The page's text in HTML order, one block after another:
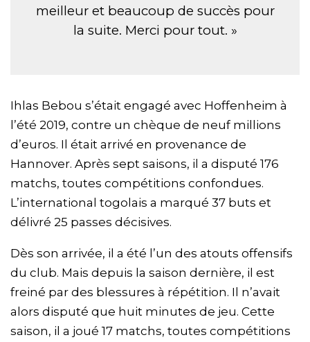
meilleur et beaucoup de succès pour
la suite. Merci pour tout. »
Ihlas Bebou s’était engagé avec Hoffenheim à
l’été 2019, contre un chèque de neuf millions
d’euros. Il était arrivé en provenance de
Hannover. Après sept saisons, il a disputé 176
matchs, toutes compétitions confondues.
L’international togolais a marqué 37 buts et
délivré 25 passes décisives.
Dès son arrivée, il a été l’un des atouts offensifs
du club. Mais depuis la saison dernière, il est
freiné par des blessures à répétition. Il n’avait
alors disputé que huit minutes de jeu. Cette
saison, il a joué 17 matchs, toutes compétitions